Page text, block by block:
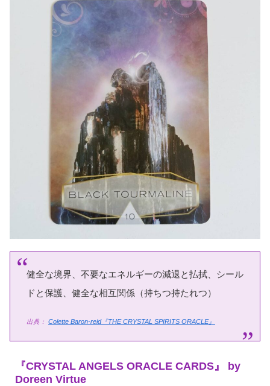
健全な境界、不要なエネルギーの減退と払拭、シール
ドと保護、健全な相互関係（持ちつ持たれつ）
出典： Colette Baron-reid『THE CRYSTAL SPIRITS ORACLE』
『CRYSTAL ANGELS ORACLE CARDS』 by
Doreen Virtue